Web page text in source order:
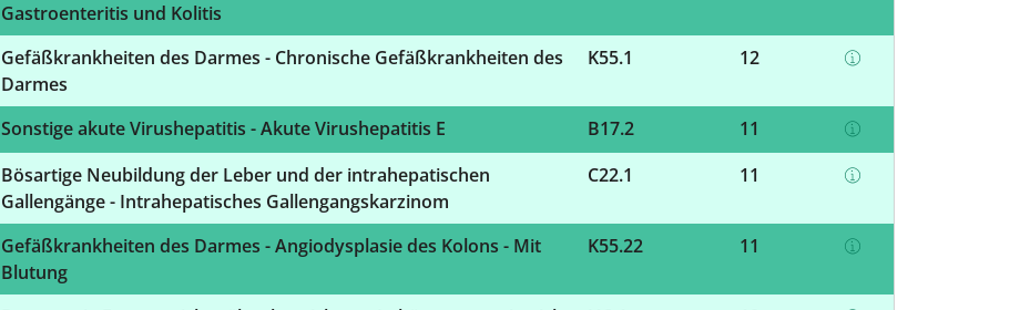
Gastroenteritis und Kolitis
Gefäßkrankheiten des Darmes - Chronische Gefäßkrankheiten des
Darmes
K55.1 12
Sonstige akute Virushepatitis - Akute Virushepatitis E B17.2
11
Bösartige Neubildung der Leber und der intrahepatischen
Gallengänge - Intrahepatisches Gallengangskarzinom
C22.1 11
Gefäßkrankheiten des Darmes - Angiodysplasie des Kolons - Mit
Blutung
K55.22 11